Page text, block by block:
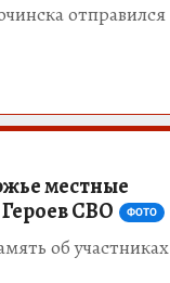
отправился
местные
СВО
ФОТО
об участниках